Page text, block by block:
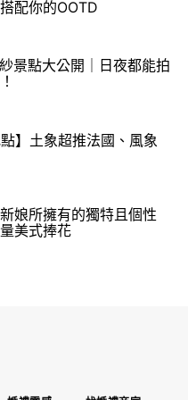
配你的OOTD
景點大公開｜日夜都能拍
點】土象超推法國、風象
娘所擁有的獨特且個性
美式捧花